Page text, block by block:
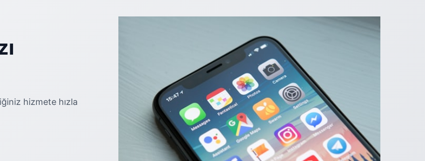
hizmete hızla